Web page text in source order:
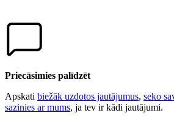
Priecāsimies palīdzēt
Apskati biežāk uzdotos jautājumus, seko
sazinies ar mums, ja tev ir kādi jautājumi.